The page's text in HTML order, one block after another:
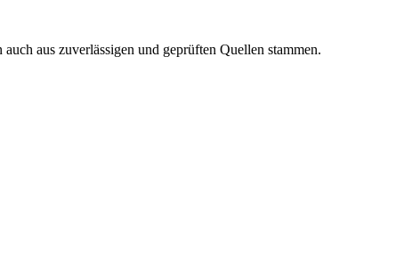
aus zuverlässigen und geprüften Quellen stammen.